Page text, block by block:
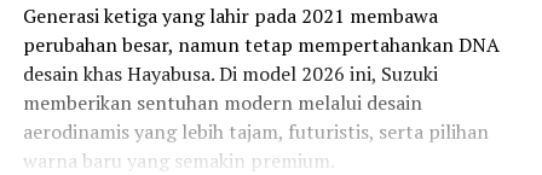
Generasi ketiga yang lahir pada 2021 membawa
perubahan besar, namun tetap mempertahankan DNA
desain khas Hayabusa. Di model 2026 ini, Suzuki
memberikan sentuhan modern melalui desain
aerodinamis yang lebih tajam, futuristis, serta pilihan
warna baru yang semakin premium.